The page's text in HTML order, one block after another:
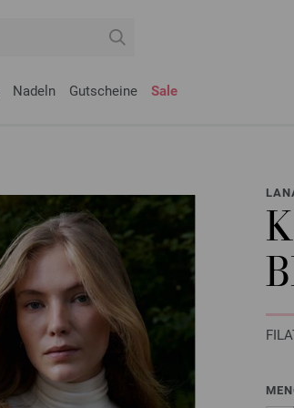
Nadeln Gutscheine Sale